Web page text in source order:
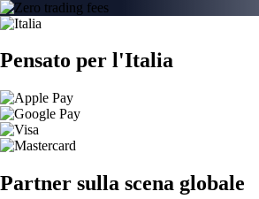
Pensato per l'Italia
Partner sulla scena globale